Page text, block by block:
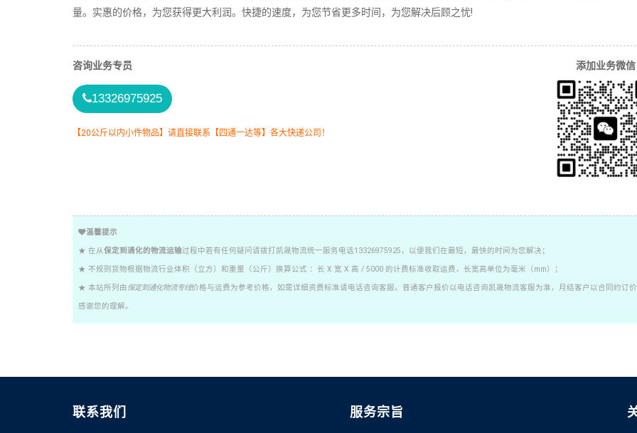
量。实惠的价格，为您获得更大利润。快捷的速度，为您节省更多时间，为您解决后顾之忧!
咨询业务专员
13326975925
【20公斤以内小件物品】请直接联系【四通一达等】各大快递公司！
添加业务微信
温馨提示
★ 在从保定到通化的物流运输过程中若有任何疑问请拨打凯晟物流统一服务电话13326975925，以便我们在最短，最快的时间为您解决；
★ 不规则货物根据物流行业体积（立方）和重量（公斤）换算公式 ：长 X 宽 X 高 / 5000 的计费标准收取运费，长宽高单位为毫米（mm）；
★ 本站所列由保定到通化物流专线价格与运费为参考价格，如需详细资费标准请电话咨询客服。普通客户报价以电话咨询凯晟物流客服为准，月结客户以合同约订
感谢您的理解。
联系我们 服务宗旨